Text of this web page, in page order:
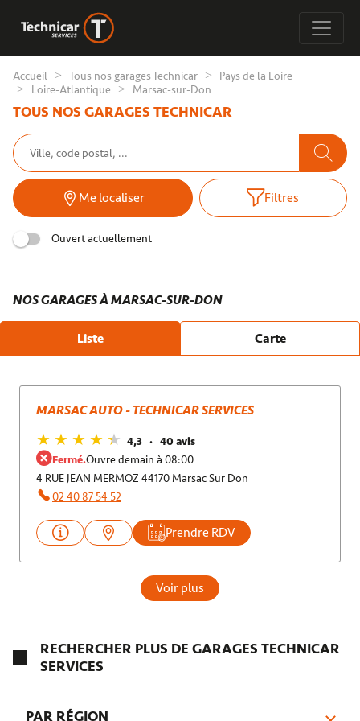
Accueil Tous nos garages Technicar
Pays de la Loire
Loire-Atlantique
Marsac-sur-Don
TOUS NOS GARAGES TECHNICAR
Me localiser Filtres
Ouvert actuellement
NOS GARAGES À MARSAC-SUR-DON
Liste Carte
MARSAC AUTO - TECHNICAR SERVICES
4,3
40 avis
Fermé.Ouvre demain à 08:00
4 RUE JEAN MERMOZ 44170 Marsac Sur Don
02 40 87 54 52
Prendre RDV
Voir plus
RECHERCHER PLUS DE GARAGES TECHNICAR
SERVICES
PAR RÉGION